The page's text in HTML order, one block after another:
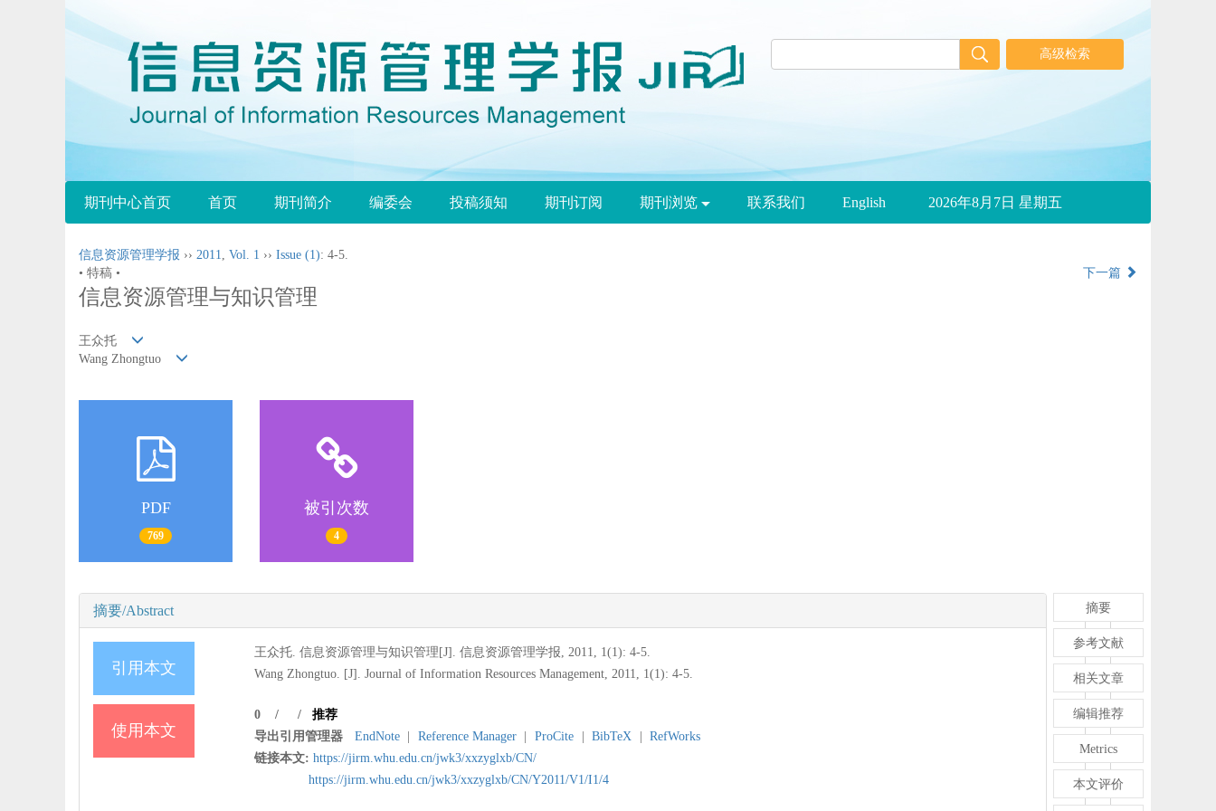
期刊中心首页 首页 期刊简介 编委会 投稿须知 期刊订阅 期刊浏览 联系我们 English 2026年8月7日 星期五
信息资源管理学报 ›› 2011, Vol. 1 ›› Issue (1): 4-5.
• 特稿 •
下一篇
信息资源管理与知识管理
王众托
Wang Zhongtuo
PDF
769
被引次数
4
摘要/Abstract
引用本文
王众托. 信息资源管理与知识管理[J]. 信息资源管理学报, 2011, 1(1): 4-5.
Wang Zhongtuo. [J]. Journal of Information Resources Management, 2011, 1(1): 4-5.
使用本文
0 / / 推荐
导出引用管理器
EndNote Reference Manager ProCite BibTeX
RefWorks
链接本文: https://jirm.whu.edu.cn/jwk3/xxzyglxb/CN/
https://jirm.whu.edu.cn/jwk3/xxzyglxb/CN/Y2011/V1/I1/4
摘要
参考文献
相关文章
编辑推荐
Metrics
本文评价